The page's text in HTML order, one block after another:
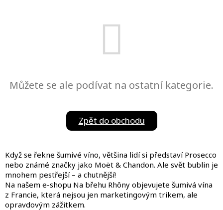
Můžete se ale podívat na ostatní kategorie.
Zpět do obchodu
Když se řekne šumivé víno, většina lidí si představí Prosecco
nebo známé značky jako Moët & Chandon. Ale svět bublin je
mnohem pestřejší – a chutnější!
Na našem e-shopu Na břehu Rhôny objevujete šumivá vína
z Francie, která nejsou jen marketingovým trikem, ale
opravdovým zážitkem.